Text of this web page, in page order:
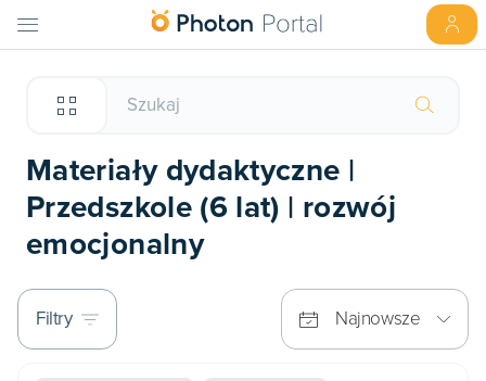
Materiały dydaktyczne |
Przedszkole (6 lat) | rozwój
emocjonalny
Filtry Najnowsze